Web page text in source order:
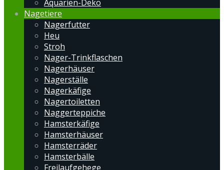
Aquarien-Deko
Nagetiere
Nagerfutter
Heu
Stroh
Nager-Trinkflaschen
Nagerhäuser
Nagerställe
Nagerkäfige
Nagertoiletten
Naggerteppiche
Hamsterkäfige
Hamsterhäuser
Hamsterräder
Hamsterbälle
Freilaufgehege